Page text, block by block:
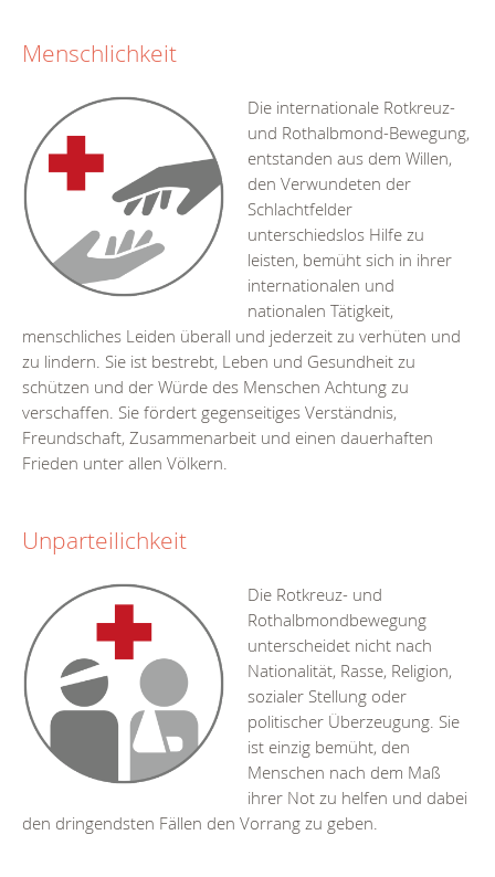
Menschlichkeit
Die internationale Rotkreuz-
und Rothalbmond-Bewegung,
entstanden aus dem Willen,
den Verwundeten der
Schlachtfelder
unterschiedslos Hilfe zu
leisten, bemüht sich in ihrer
internationalen und
nationalen Tätigkeit,
menschliches Leiden überall und jederzeit zu verhüten und
zu lindern. Sie ist bestrebt, Leben und Gesundheit zu
schützen und der Würde des Menschen Achtung zu
verschaffen. Sie fördert gegenseitiges Verständnis,
Freundschaft, Zusammenarbeit und einen dauerhaften
Frieden unter allen Völkern.
Unparteilichkeit
Die Rotkreuz- und
Rothalbmondbewegung
unterscheidet nicht nach
Nationalität, Rasse, Religion,
sozialer Stellung oder
politischer Überzeugung. Sie
ist einzig bemüht, den
Menschen nach dem Maß
ihrer Not zu helfen und dabei
den dringendsten Fällen den Vorrang zu geben.